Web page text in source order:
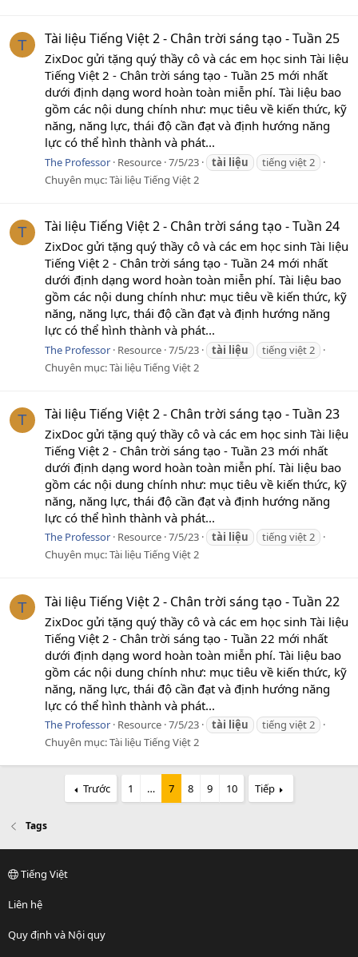
T Tài liệu Tiếng Việt 2 - Chân trời sáng tạo - Tuần 25
ZixDoc gửi tặng quý thầy cô và các em học sinh Tài liệu
Tiếng Việt 2 - Chân trời sáng tạo - Tuần 25 mới nhất
dưới định dạng word hoàn toàn miễn phí. Tài liệu bao
gồm các nội dung chính như: mục tiêu về kiến thức, kỹ
năng, năng lực, thái độ cần đạt và định hướng năng
lực có thể hình thành và phát...
The Professor Resource 7/5/23 tài liệu
tiếng việt 2
Chuyên mục:Tài liệu Tiếng Việt 2
T Tài liệu Tiếng Việt 2 - Chân trời sáng tạo - Tuần 24
ZixDoc gửi tặng quý thầy cô và các em học sinh Tài liệu
Tiếng Việt 2 - Chân trời sáng tạo - Tuần 24 mới nhất
dưới định dạng word hoàn toàn miễn phí. Tài liệu bao
gồm các nội dung chính như: mục tiêu về kiến thức, kỹ
năng, năng lực, thái độ cần đạt và định hướng năng
lực có thể hình thành và phát...
The Professor Resource 7/5/23 tài liệu
tiếng việt 2
Chuyên mục:Tài liệu Tiếng Việt 2
T Tài liệu Tiếng Việt 2 - Chân trời sáng tạo - Tuần 23
ZixDoc gửi tặng quý thầy cô và các em học sinh Tài liệu
Tiếng Việt 2 - Chân trời sáng tạo - Tuần 23 mới nhất
dưới định dạng word hoàn toàn miễn phí. Tài liệu bao
gồm các nội dung chính như: mục tiêu về kiến thức, kỹ
năng, năng lực, thái độ cần đạt và định hướng năng
lực có thể hình thành và phát...
The Professor Resource 7/5/23 tài liệu
tiếng việt 2
Chuyên mục:Tài liệu Tiếng Việt 2
T Tài liệu Tiếng Việt 2 - Chân trời sáng tạo - Tuần 22
ZixDoc gửi tặng quý thầy cô và các em học sinh Tài liệu
Tiếng Việt 2 - Chân trời sáng tạo - Tuần 22 mới nhất
dưới định dạng word hoàn toàn miễn phí. Tài liệu bao
gồm các nội dung chính như: mục tiêu về kiến thức, kỹ
năng, năng lực, thái độ cần đạt và định hướng năng
lực có thể hình thành và phát...
The Professor Resource 7/5/23 tài liệu
tiếng việt 2
Chuyên mục:Tài liệu Tiếng Việt 2
Trước 1 … 7 8 9 10 Tiếp
Tags
Tiếng Việt
Liên hệ
Quy định và Nội quy